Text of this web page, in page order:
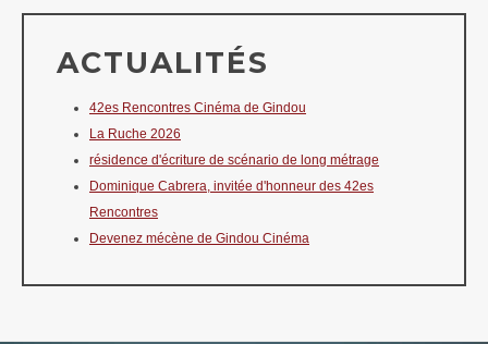
ACTUALITÉS
42es Rencontres Cinéma de Gindou
La Ruche 2026
résidence d'écriture de scénario de long métrage
Dominique Cabrera, invitée d'honneur des 42es
Rencontres
Devenez mécène de Gindou Cinéma